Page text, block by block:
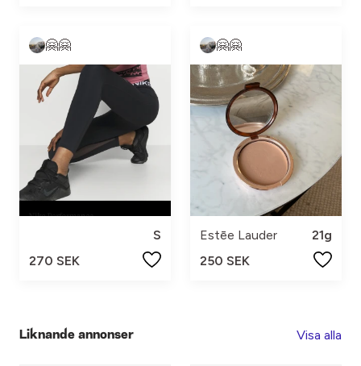
🤗🤗
S
270 SEK
🤗🤗
Estēe Lauder
21g
250 SEK
Liknande annonser Visa alla